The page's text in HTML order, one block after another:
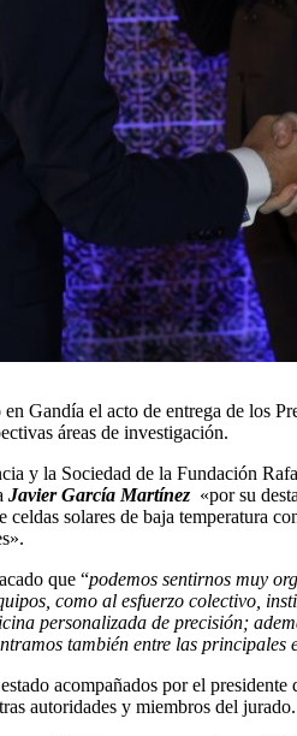
Gandía el acto de entrega de los
áreas de investigación.
y la Sociedad de la Fundación
Javier García Martínez «por su
solares de baja temperatura
que “podemos sentirnos muy
como al esfuerzo colectivo,
personalizada de precisión;
también entre las principales
acompañados por el presidente
autoridades y miembros del jurado.